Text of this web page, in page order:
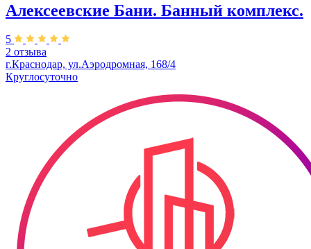
Алексеевские Бани. Банный комплекс.
5
2 отзыва
г.Краснодар, ул.Аэродромная, 168/4
Круглосуточно